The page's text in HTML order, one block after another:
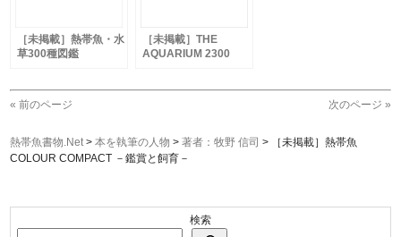
［未掲載］熱帯魚・水
草300種図鑑
［未掲載］THE
AQUARIUM 2300
« 前のページ 次のページ »
熱帯魚書物.Net>本を執筆の人物 >著者：牧野 信司 >
［未掲載］熱帯魚
COLOUR COMPACT －鑑賞と飼育－
検索